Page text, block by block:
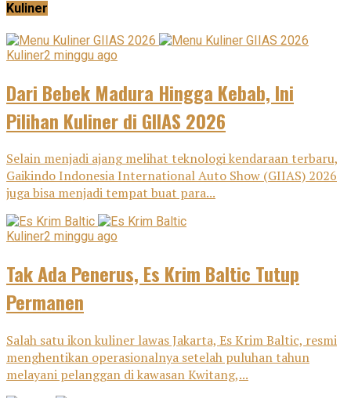
Kuliner
Kuliner2 minggu ago
Dari Bebek Madura Hingga Kebab, Ini
Pilihan Kuliner di GIIAS 2026
Selain menjadi ajang melihat teknologi kendaraan terbaru,
Gaikindo Indonesia International Auto Show (GIIAS) 2026
juga bisa menjadi tempat buat para...
Kuliner2 minggu ago
Tak Ada Penerus, Es Krim Baltic Tutup
Permanen
Salah satu ikon kuliner lawas Jakarta, Es Krim Baltic, resmi
menghentikan operasionalnya setelah puluhan tahun
melayani pelanggan di kawasan Kwitang,...